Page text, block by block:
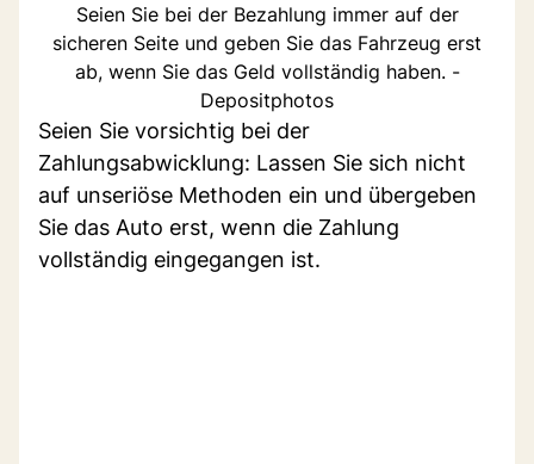
Seien Sie bei der Bezahlung immer auf der
sicheren Seite und geben Sie das Fahrzeug erst
ab, wenn Sie das Geld vollständig haben. -
Depositphotos
Seien Sie vorsichtig bei der
Zahlungsabwicklung: Lassen Sie sich nicht
auf unseriöse Methoden ein und übergeben
Sie das Auto erst, wenn die Zahlung
vollständig eingegangen ist.